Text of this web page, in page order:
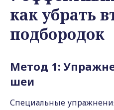
как убрать
подбородок
Метод 1:
шеи
Специальные